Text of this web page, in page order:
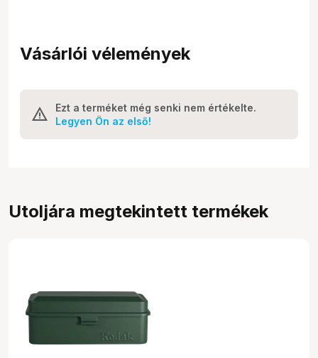
Vásárlói vélemények
Ezt a terméket még senki nem értékelte.
Legyen Ön az első!
Utoljára megtekintett termékek